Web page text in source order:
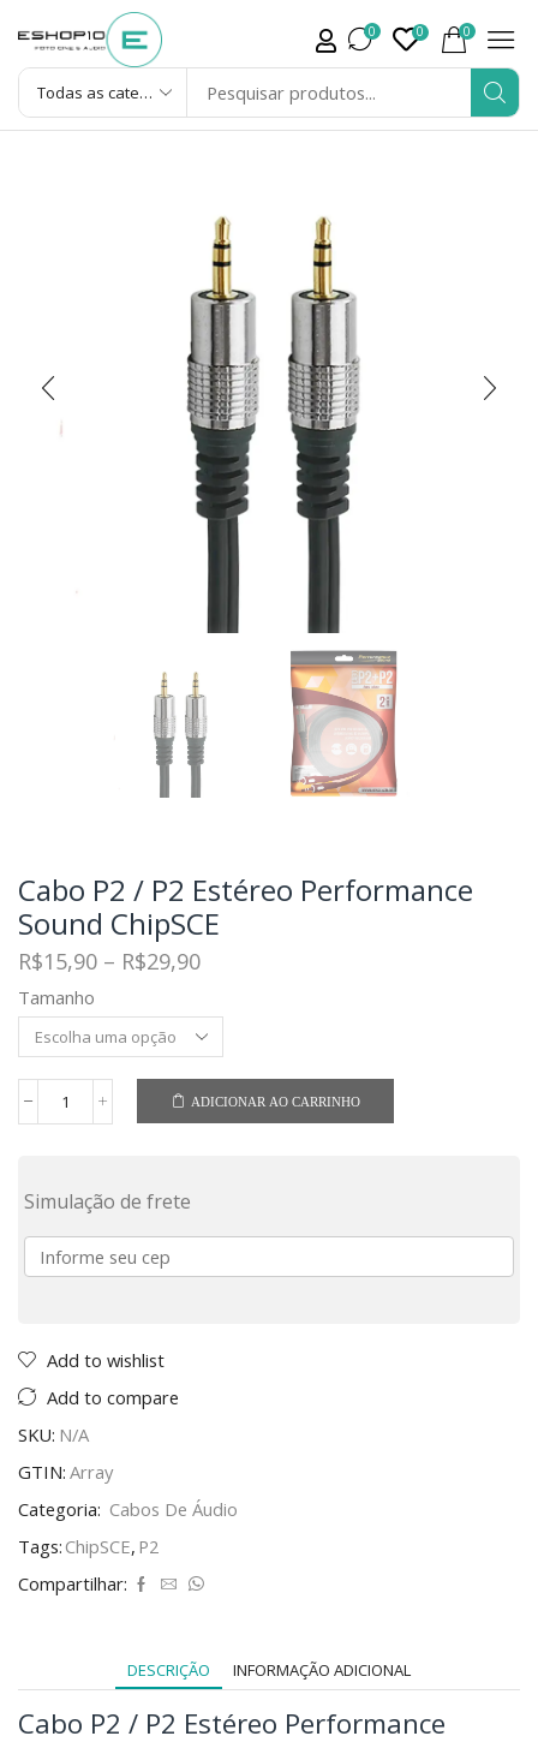
0 0 0
Cabo P2 / P2 Estéreo Performance
Sound ChipSCE
R$15,90 – R$29,90
Tamanho
ADICIONAR AO CARRINHO
Simulação de frete
Add to wishlist
Add to compare
SKU: N/A
GTIN: Array
Categoria: Cabos De Áudio
Tags: ChipSCE, P2
Compartilhar:
DESCRIÇÃO INFORMAÇÃO ADICIONAL
Cabo P2 / P2 Estéreo Performance